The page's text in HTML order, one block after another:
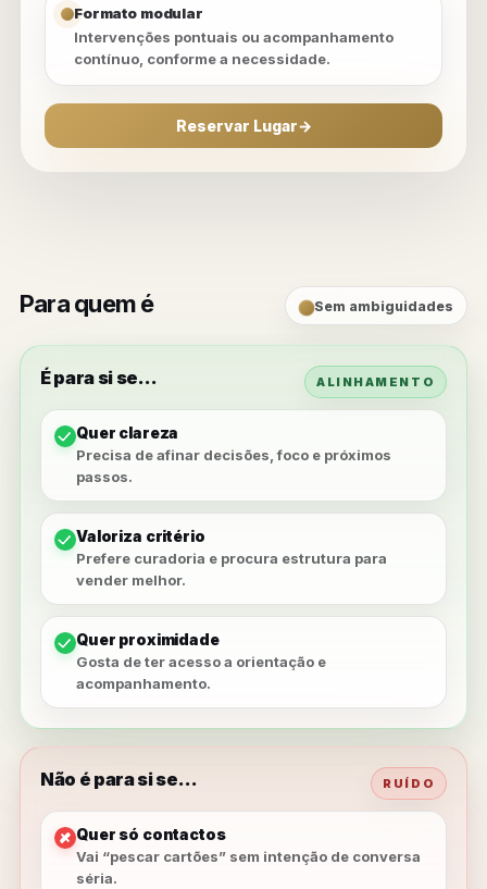
Formato modular
Intervenções pontuais ou acompanhamento
contínuo, conforme a necessidade.
Reservar Lugar→
Para quem é Sem ambiguidades
É para si se… ALINHAMENTO
Quer clareza
Precisa de afinar decisões, foco e próximos
passos.
Valoriza critério
Prefere curadoria e procura estrutura para
vender melhor.
Quer proximidade
Gosta de ter acesso a orientação e
acompanhamento.
Não é para si se… RUÍDO
Quer só contactos
Vai “pescar cartões” sem intenção de conversa
séria.